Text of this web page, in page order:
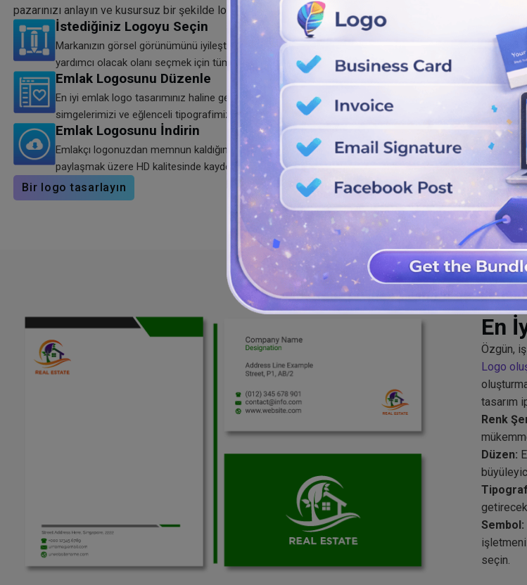
pazarınızı anlayın ve kusursuz bir şekilde logolar oluşturun.
İstediğiniz Logoyu Seçin
Markanızın görsel görünümünü iyileştirerek markanızın büyük kalabalıkta öne çıkmasına
yardımcı olacak olanı seçmek için tüm emlak şablonları logolarını keşfedin.
Emlak Logosunu Düzenle
En iyi emlak logo tasarımınız haline getirmek için renk kombinasyonlarımızı, şekillerimizi,
simgelerimizi ve eğlenceli tipografimizi kullanarak seçilen şablonu değiştirin.
Emlak Logosunu İndirin
Emlakçı logonuzdan memnun kaldığınızda anında indirin. Logonuzu başkalarıyla
paylaşmak üzere HD kalitesinde kaydetmek için SVG, PNG ve JPG formatlarını kullanın.
Bir logo tasarlayın
En
Özgün,
Logo
tasarım
Renk
Düzen:
Sembol:
seçin.